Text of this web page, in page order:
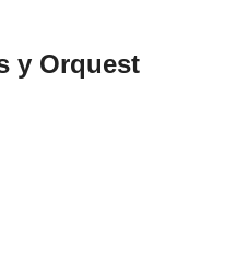
y Orquest